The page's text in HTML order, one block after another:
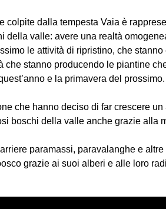
colpite dalla tempesta Vaia è
della valle: avere una realtà
le attività di ripristino, che
che stanno producendo le piantine
e la primavera del prossimo.
che hanno deciso di far crescere
boschi della valle anche grazie alla
paramassi, paravalanghe e
grazie ai suoi alberi e alle loro